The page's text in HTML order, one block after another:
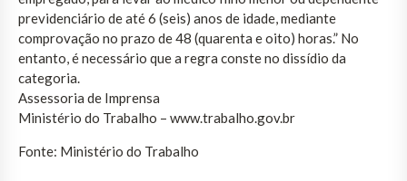
previdenciário de até 6 (seis) anos de idade, mediante
comprovação no prazo de 48 (quarenta e oito) horas.” No
entanto, é necessário que a regra conste no dissídio da
categoria.
Assessoria de Imprensa
Ministério do Trabalho – www.trabalho.gov.br
Fonte: Ministério do Trabalho